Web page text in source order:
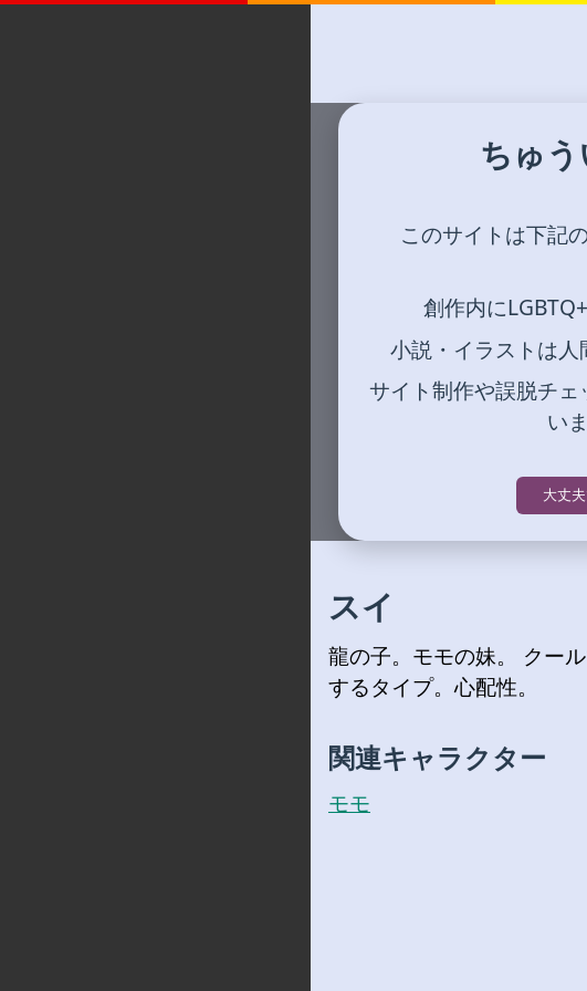
ちゅう
このサイトは下記
創作内に
小説・イラストは
サイト制作や誤脱チ
い
大丈
スイ
龍の子。モモの妹。 クー
するタイプ。心配性。
関連キャラクター
モモ